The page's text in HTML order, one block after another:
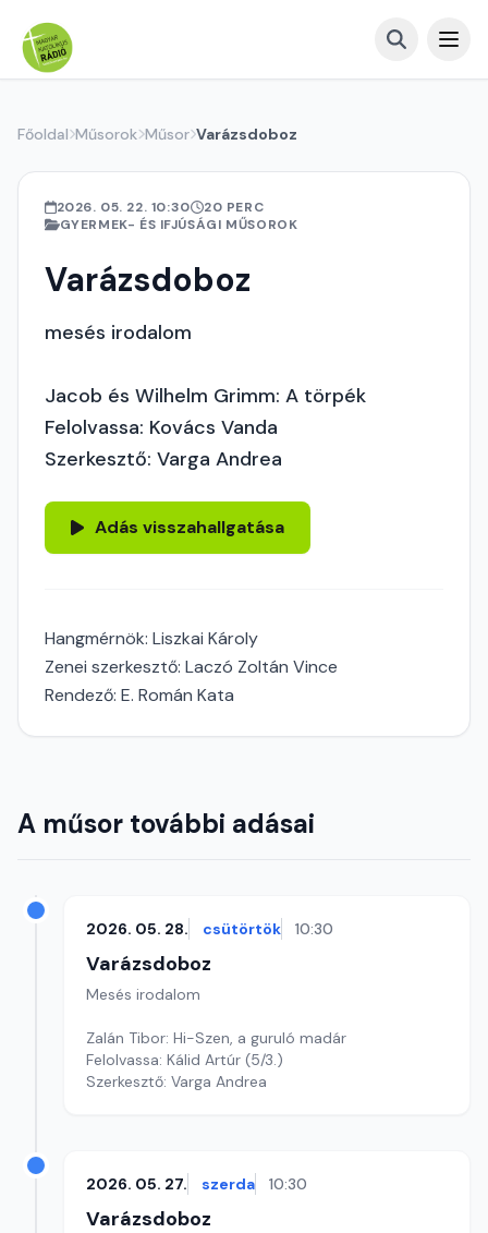
Főoldal Műsorok Műsor Varázsdoboz
2026. 05. 22. 10:30
20 PERC
GYERMEK- ÉS IFJÚSÁGI MŰSOROK
Varázsdoboz
mesés irodalom
Jacob és Wilhelm Grimm: A törpék
Felolvassa: Kovács Vanda
Szerkesztő: Varga Andrea
Adás visszahallgatása
Hangmérnök: Liszkai Károly
Zenei szerkesztő: Laczó Zoltán Vince
Rendező: E. Román Kata
A műsor további adásai
2026. 05. 28. csütörtök 10:30
Varázsdoboz
Mesés irodalom
Zalán Tibor: Hi-Szen, a guruló madár
Felolvassa: Kálid Artúr (5/3.)
Szerkesztő: Varga Andrea
2026. 05. 27. szerda 10:30
Varázsdoboz